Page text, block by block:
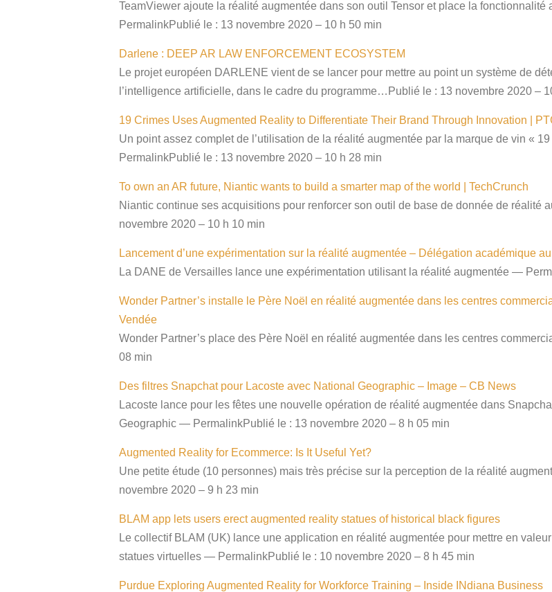
TeamViewer ajoute la réalité augmentée dans son outil Tensor et place la
PermalinkPublié le : 13 novembre 2020 – 10 h 50 min
Darlene : DEEP AR LAW ENFORCEMENT​ ECOSYSTEM
Le projet européen DARLENE vient de se lancer pour mettre au point un système de
l’intelligence artificielle, dans le cadre du programme…Publié le : 13 novembre 2020 –
19 Crimes Uses Augmented Reality to Differentiate Their Brand Through Innovation |
Un point assez complet de l’utilisation de la réalité augmentée par la marque de vin «
PermalinkPublié le : 13 novembre 2020 – 10 h 28 min
To own an AR future, Niantic wants to build a smarter map of the world | TechCrunch
Niantic continue ses acquisitions pour renforcer son outil de base de donnée de
novembre 2020 – 10 h 10 min
Lancement d’une expérimentation sur la réalité augmentée – Délégation académique
La DANE de Versailles lance une expérimentation utilisant la réalité augmentée —
Wonder Partner’s installe le Père Noël en réalité augmentée dans les centres
Vendée
Wonder Partner’s place des Père Noël en réalité augmentée dans les centres
08 min
Des filtres Snapchat pour Lacoste avec National Geographic – Image – CB News
Lacoste lance pour les fêtes une nouvelle opération de réalité augmentée dans
Geographic — PermalinkPublié le : 13 novembre 2020 – 8 h 05 min
Augmented Reality for Ecommerce: Is It Useful Yet?
Une petite étude (10 personnes) mais très précise sur la perception de la réalité
novembre 2020 – 9 h 23 min
BLAM app lets users erect augmented reality statues of historical black figures
Le collectif BLAM (UK) lance une application en réalité augmentée pour mettre en
statues virtuelles — PermalinkPublié le : 10 novembre 2020 – 8 h 45 min
Purdue Exploring Augmented Reality for Workforce Training – Inside INdiana Business